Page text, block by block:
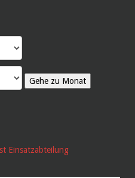
Gehe zu Monat
Einsatzabteilung